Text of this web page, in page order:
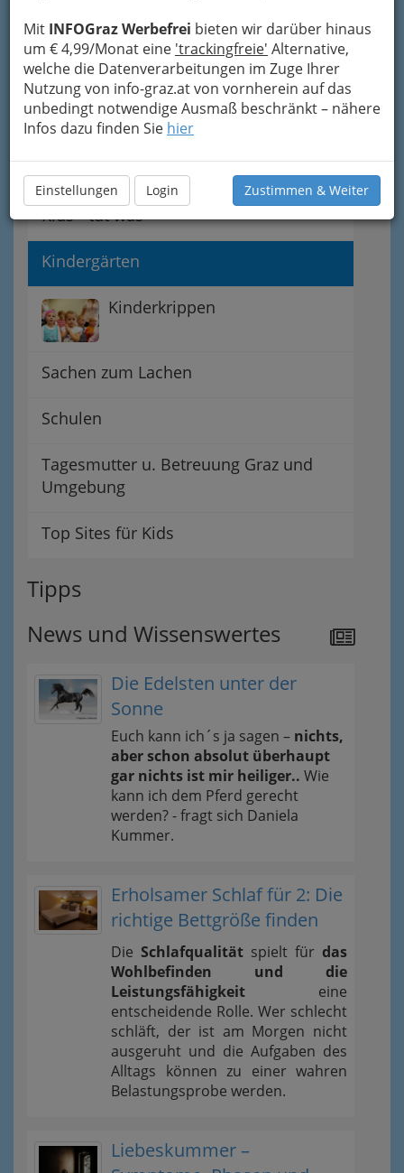
Mit INFOGraz Werbefrei bieten wir darüber hinaus
um € 4,99/Monat eine 'trackingfreie' Alternative,
welche die Datenverarbeitungen im Zuge Ihrer
Nutzung von info-graz.at von vornherein auf das
unbedingt notwendige Ausmaß beschränkt – nähere
Infos dazu finden Sie hier
Einstellungen Login Zustimmen & Weiter
Navigation
Familiengeschichte
Krabbelstube - Krabbelgruppe
Kids - tut was
Kindergärten
Kinderkrippen
Sachen zum Lachen
Schulen
Tagesmutter u. Betreuung Graz und
Umgebung
Top Sites für Kids
Tipps
News und Wissenswertes
Die Edelsten unter der
Sonne
Euch kann ich´s ja sagen – nichts,
aber schon absolut überhaupt
gar nichts ist mir heiliger.. Wie
kann ich dem Pferd gerecht
werden? - fragt sich Daniela
Kummer.
Erholsamer Schlaf für 2: Die
richtige Bettgröße finden
Die Schlafqualität spielt für das
Wohlbefinden und die
Leistungsfähigkeit eine
entscheidende Rolle. Wer schlecht
schläft, der ist am Morgen nicht
ausgeruht und die Aufgaben des
Alltags können zu einer wahren
Belastungsprobe werden.
Liebeskummer –